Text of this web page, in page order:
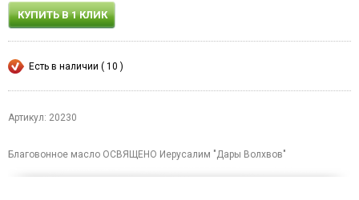
КУПИТЬ В 1 КЛИК
Есть в наличии ( 10 )
Артикул: 20230
Благовонное масло ОСВЯЩЕНО Иерусалим "Дары Волхвов"